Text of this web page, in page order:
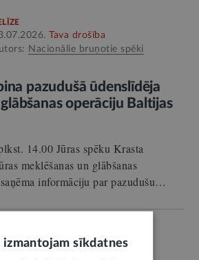
Tava drošība
Nacionālie bruņotie spēki
pazudušā ūdenslīdēja
operāciju Baltijas
14.00 Jūras spēku Krasta
meklēšanas un glābšanas
informāciju par pazudušu…
Valsts aizsardzība
sīkdatnes